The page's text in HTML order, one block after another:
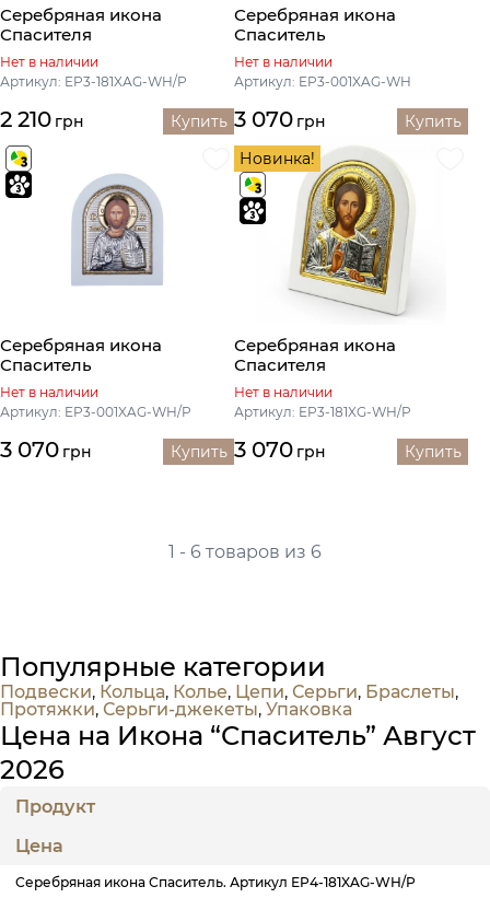
Серебряная икона
Спасителя
Нет в наличии
Артикул: EP3-181XАG-WH/P
2 210 грн Купить
Серебряная икона
Спаситель
Нет в наличии
Артикул: EP3-001XAG-WH
3 070 грн Купить
Серебряная икона
Спаситель
Нет в наличии
Артикул: EP3-001XAG-WH/P
3 070 грн Купить
Новинка!
Серебряная икона
Спасителя
Нет в наличии
Артикул: EP3-181XG-WH/P
3 070 грн Купить
1 - 6 товаров из 6
Популярные категории
Подвески, Кольца, Колье, Цепи, Серьги, Браслеты,
Протяжки, Серьги-джекеты, Упаковка
Цена на Икона “Спаситель” Август
2026
Продукт
Цена
Серебряная икона Спаситель. Артикул ЕP4-181XAG-WH/P